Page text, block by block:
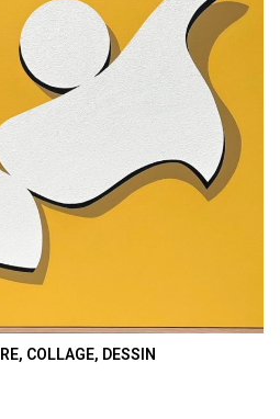
COLLAGE, DESSIN